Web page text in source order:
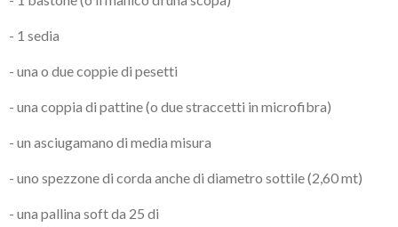
- 1 sedia
- una o due coppie di pesetti
- una coppia di pattine (o due straccetti in microfibra)
- un asciugamano di media misura
- uno spezzone di corda anche di diametro sottile (2,60 mt)
- una pallina soft da 25 di